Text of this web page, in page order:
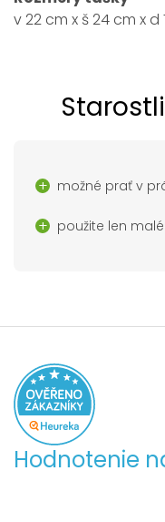
v 22 cm x š 24 cm x d
možné prať v
použite len
Hodnotenie